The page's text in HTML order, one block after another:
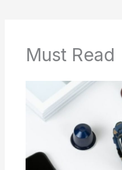
Must Read